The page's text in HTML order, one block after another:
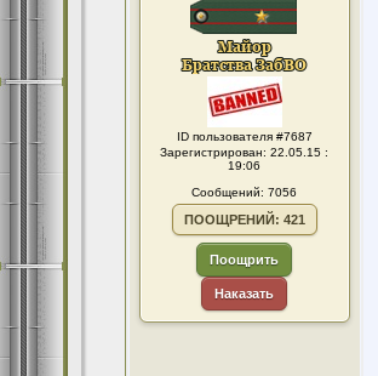
ID пользователя #7687
Зарегистрирован: 22.05.15 :
19:06
Сообщений: 7056
ПООЩРЕНИЙ: 421
Поощрить
Наказать